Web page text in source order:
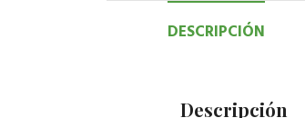
DESCRIPCIÓN
Descripción